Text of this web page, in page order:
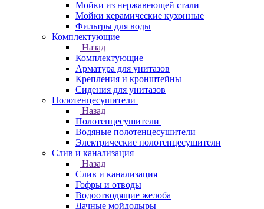
Мойки из нержавеющей стали
Мойки керамические кухонные
Фильтры для воды
Комплектующие
Назад
Комплектующие
Арматура для унитазов
Крепления и кронштейны
Сидения для унитазов
Полотенцесушители
Назад
Полотенцесушители
Водяные полотенцесушители
Электрические полотенцесушители
Слив и канализация
Назад
Слив и канализация
Гофры и отводы
Водоотводящие желоба
Дачные мойдодыры